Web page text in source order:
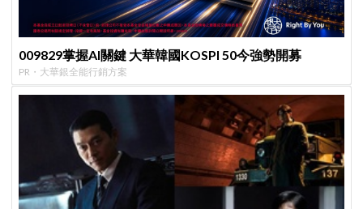
009829掌握AI關鍵 大華韓國KOSPI 50今強勢開募
PR・大華銀全能行銷方案